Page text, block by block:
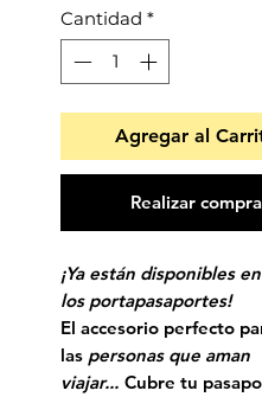
Cantidad *
Agregar al
Realizar compra
¡Ya están disponibles
los portapasaportes!
El accesorio perfecto
las personas que aman
viajar... Cubre tu